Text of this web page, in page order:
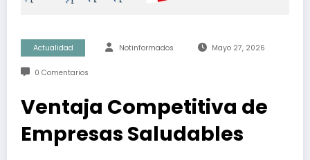
Actualidad Notinformados Mayo 27, 2026
0 Comentarios
Ventaja Competitiva de
Empresas Saludables